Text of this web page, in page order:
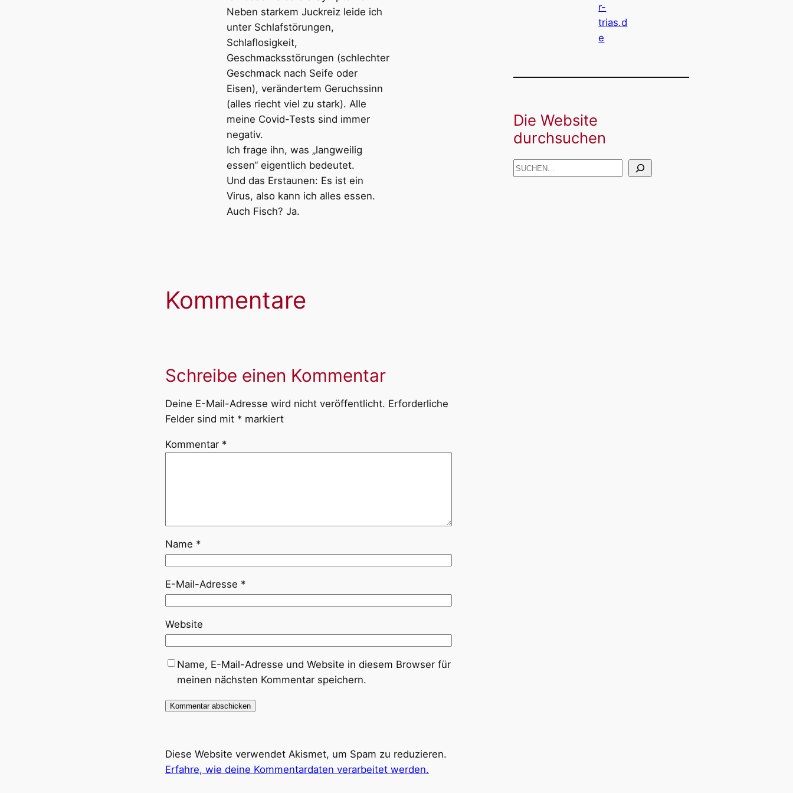
Neben starkem Juckreiz leide ich
unter Schlafstörungen,
Schlaflosigkeit,
Geschmacksstörungen (schlechter
Geschmack nach Seife oder
Eisen), verändertem Geruchssinn
(alles riecht viel zu stark). Alle
meine Covid-Tests sind immer
negativ.
Ich frage ihn, was „langweilig
essen“ eigentlich bedeutet.
Und das Erstaunen: Es ist ein
Virus, also kann ich alles essen.
Auch Fisch? Ja.
Kommentare
Schreibe einen Kommentar
Deine E-Mail-Adresse wird nicht veröffentlicht. Erforderliche
Felder sind mit * markiert
Kommentar *
Name *
E-Mail-Adresse *
Website
Name, E-Mail-Adresse und Website in diesem Browser für
meinen nächsten Kommentar speichern.
Diese Website verwendet Akismet, um Spam zu reduzieren.
Erfahre, wie deine Kommentardaten verarbeitet werden.
r-
trias.d
e
Die Website
durchsuchen
S